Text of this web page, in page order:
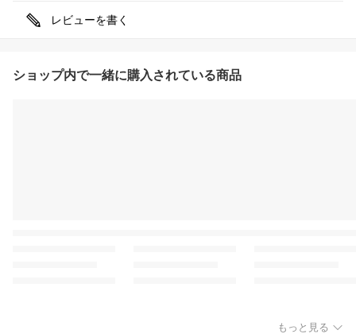
レビューを書く
ショップ内で一緒に購入されている商品
もっと見る